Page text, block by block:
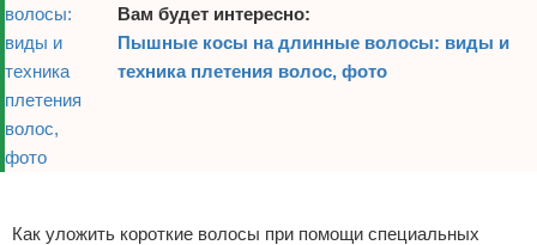
Вам будет интересно:
Пышные косы на длинные волосы: виды и
техника плетения волос, фото
Как уложить короткие волосы при помощи специальных